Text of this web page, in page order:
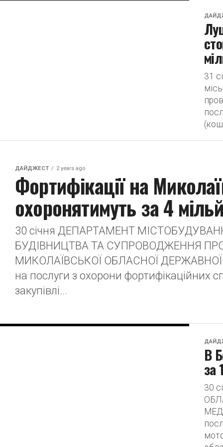
31
ДАЙДЖЕСТ 2 years ago
Фортифікації на
охоронятимуть за 4
30 січня ДЕПАРТАМЕНТ
БУДІВНИЦТВА ТА СУПРОВОДЖЕННЯ
МИКОЛАЇВСЬКОЇ ОБЛАСНОЇ ДЕРЖАВНОЇ
на послуги з охорони фортифікаційних
закупівлі...
В
за
30